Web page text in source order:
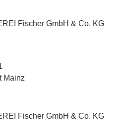
Fischer GmbH & Co. KG
Mainz
Fischer GmbH & Co. KG